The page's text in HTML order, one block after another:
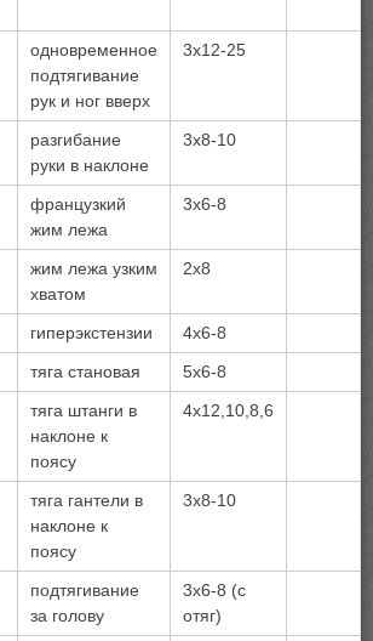
одновременное
подтягивание
рук и ног вверх
3х12-25
разгибание
руки в наклоне
3х8-10
французкий
жим лежа
3х6-8
жим лежа узким
хватом
2х8
гиперэкстензии
4х6-8
тяга становая
5х6-8
тяга штанги в
наклоне к
поясу
4х12,10,8,6
тяга гантели в
наклоне к
поясу
3х8-10
подтягивание
за голову
3х6-8 (с
отяг)